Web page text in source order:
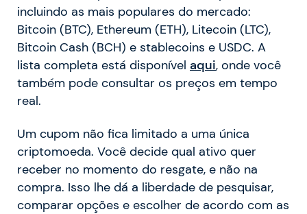
incluindo as mais populares do mercado:
Bitcoin (BTC), Ethereum (ETH), Litecoin (LTC),
Bitcoin Cash (BCH) e stablecoins e USDC. A
lista completa está disponível aqui, onde você
também pode consultar os preços em tempo
real.
Um cupom não fica limitado a uma única
criptomoeda. Você decide qual ativo quer
receber no momento do resgate, e não na
compra. Isso lhe dá a liberdade de pesquisar,
comparar opções e escolher de acordo com as